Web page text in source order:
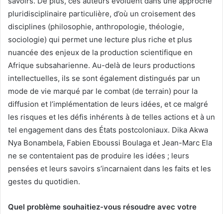
pluridisciplinaire particulière, d’où un croisement des
disciplines (philosophie, anthropologie, théologie,
sociologie) qui permet une lecture plus riche et plus
nuancée des enjeux de la production scientifique en
Afrique subsaharienne. Au-delà de leurs productions
intellectuelles, ils se sont également distingués par un
mode de vie marqué par le combat (de terrain) pour la
diffusion et l’implémentation de leurs idées, et ce malgré
les risques et les défis inhérents à de telles actions et à un
tel engagement dans des États postcoloniaux. Dika Akwa
Nya Bonambela, Fabien Eboussi Boulaga et Jean-Marc Ela
ne se contentaient pas de produire les idées ; leurs
pensées et leurs savoirs s’incarnaient dans les faits et les
gestes du quotidien.
Quel problème souhaitiez-vous résoudre avec votre